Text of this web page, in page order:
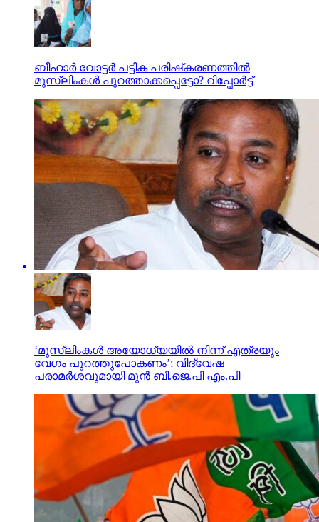
ബീഹാര്‍ വോട്ടര്‍ പട്ടിക പരിഷ്‌കരണത്തില്‍
മുസ്‌ലിംകള്‍ പുറത്താക്കപ്പെട്ടോ? റിപ്പോര്‍ട്ട്
‘മുസ്‌ലിംകള്‍ അയോധ്യയില്‍ നിന്ന് എത്രയും
വേഗം പുറത്തുപോകണം’; വിദ്വേഷ
പരാമര്‍ശവുമായി മുന്‍ ബി.ജെ.പി എം.പി